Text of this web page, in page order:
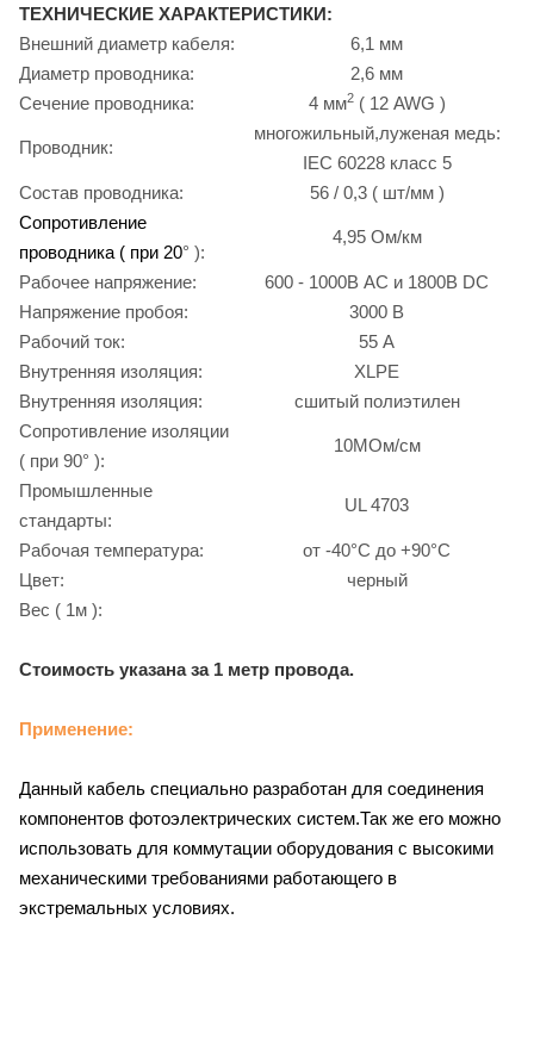
ТЕХНИЧЕСКИЕ ХАРАКТЕРИСТИКИ:
Внешний диаметр кабеля:
6,1 мм
Диаметр проводника:
2,6 мм
Сечение проводника:
4 мм2( 12 AWG )
Проводник:
многожильный,луженая медь:
IEC 60228 класс 5
Состав проводника:
56 / 0,3 ( шт/мм )
Сопротивление
проводника ( при 20° ):
4,95 Ом/км
Рабочее напряжение:
600 - 1000В AC и 1800В DC
Напряжение пробоя:
3000 В
Рабочий ток:
55 А
Внутренняя изоляция:
XLPE
Внутренняя изоляция:
сшитый полиэтилен
Сопротивление изоляции
( при 90° ):
10МОм/см
Промышленные
стандарты:
UL 4703
Рабочая температура:
от -40°С до +90°С
Цвет:
черный
Вес ( 1м ):
Стоимость указана за 1 метр провода.
Применение:
Данный кабель специально разработан для соединения
компонентов фотоэлектрических систем.Так же его можно
использовать для коммутации оборудования с высокими
механическими требованиями работающего в
экстремальных условиях.